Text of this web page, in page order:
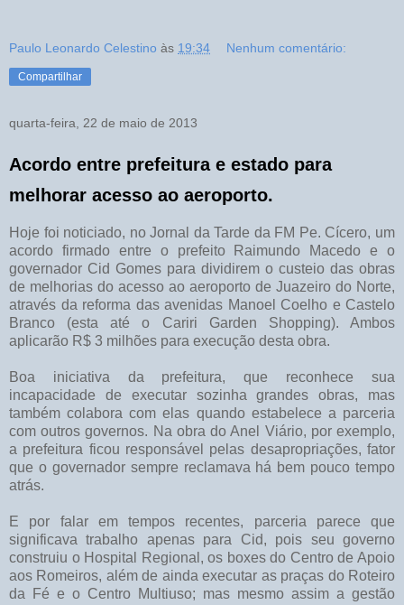
Paulo Leonardo Celestino às 19:34 Nenhum comentário:
Compartilhar
quarta-feira, 22 de maio de 2013
Acordo entre prefeitura e estado para
melhorar acesso ao aeroporto.
Hoje foi noticiado, no Jornal da Tarde da FM Pe. Cícero, um
acordo firmado entre o prefeito Raimundo Macedo e o
governador Cid Gomes para dividirem o custeio das obras
de melhorias do acesso ao aeroporto de Juazeiro do Norte,
através da reforma das avenidas Manoel Coelho e Castelo
Branco (esta até o Cariri Garden Shopping). Ambos
aplicarão R$ 3 milhões para execução desta obra.
Boa iniciativa da prefeitura, que reconhece sua
incapacidade de executar sozinha grandes obras, mas
também colabora com elas quando estabelece a parceria
com outros governos. Na obra do Anel Viário, por exemplo,
a prefeitura ficou responsável pelas desapropriações, fator
que o governador sempre reclamava há bem pouco tempo
atrás.
E por falar em tempos recentes, parceria parece que
significava trabalho apenas para Cid, pois seu governo
construiu o Hospital Regional, os boxes do Centro de Apoio
aos Romeiros, além de ainda executar as praças do Roteiro
da Fé e o Centro Multiuso; mas mesmo assim a gestão